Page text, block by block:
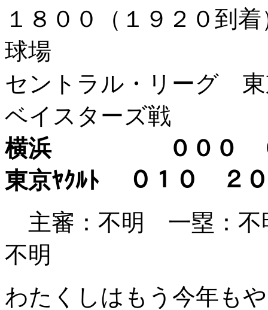
１８００（１９２０
球場
セントラル・リーグ 東
ベイスターズ戦
横浜 ０００ ０
東京ﾔｸﾙﾄ ０１０
主審：不明 一塁
不明
わたくしはもう今年も